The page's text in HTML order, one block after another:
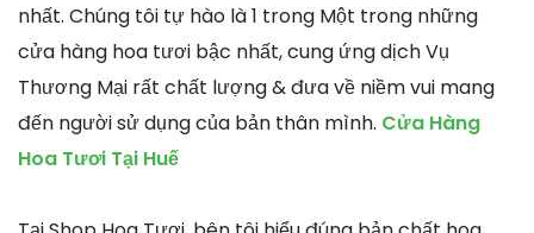
nhất. Chúng tôi tự hào là 1 trong Một trong những
cửa hàng hoa tươi bậc nhất, cung ứng dịch Vụ
Thương Mại rất chất lượng & đưa về niềm vui mang
đến người sử dụng của bản thân mình. Cửa Hàng
Hoa Tươi Tại Huế